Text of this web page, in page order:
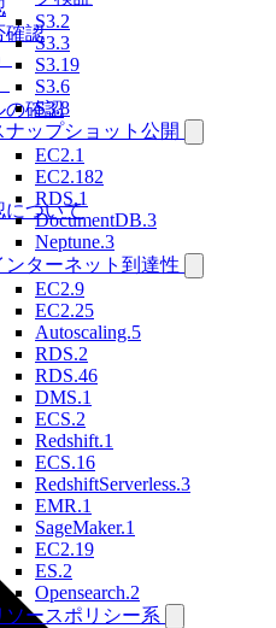
S3.2
S3.3
S3.19
S3.6
S3.8
ナップショット公開
EC2.1
EC2.182
RDS.1
DocumentDB.3
Neptune.3
ンターネット到達性
EC2.9
EC2.25
Autoscaling.5
RDS.2
RDS.46
DMS.1
ECS.2
Redshift.1
ECS.16
RedshiftServerless.3
EMR.1
SageMaker.1
EC2.19
ES.2
Opensearch.2
ソースポリシー系
確認
の確認
について